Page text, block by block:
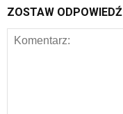
ZOSTAW ODPOWIEDŹ